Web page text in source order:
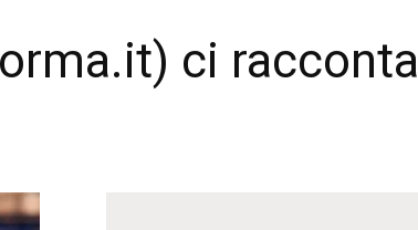
ci racconta